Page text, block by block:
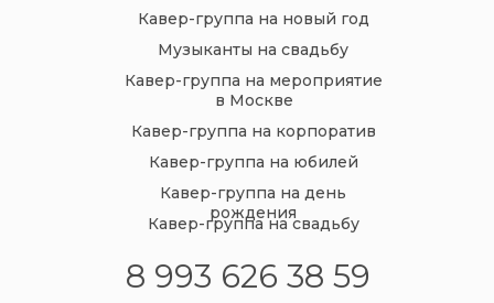
8 993 626 38 59
Кавер-группа на свадьбу
Кавер-группа на день
рождения
Кавер-группа на юбилей
Кавер-группа на корпоратив
Кавер-группа на мероприятие
в Москве
Кавер-группа на новый год
Музыканты на свадьбу